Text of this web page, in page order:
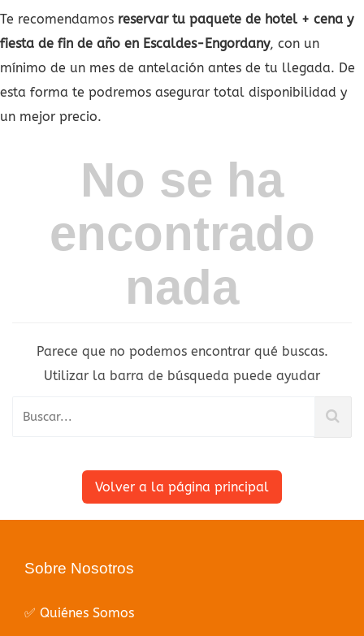
Te recomendamos reservar tu paquete de hotel + cena y
fiesta de fin de año en Escaldes-Engordany, con un
mínimo de un mes de antelación antes de tu llegada. De
esta forma te podremos asegurar total disponibilidad y
un mejor precio.
No se ha
encontrado
nada
Parece que no podemos encontrar qué buscas.
Utilizar la barra de búsqueda puede ayudar
Volver a la página principal
Sobre Nosotros
✅ Quiénes Somos